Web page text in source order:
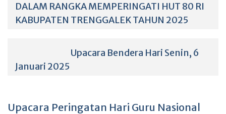
DALAM RANGKA MEMPERINGATI HUT 80 RI
KABUPATEN TRENGGALEK TAHUN 2025
Upacara Bendera Hari Senin, 6
Januari 2025
Upacara Peringatan Hari Guru Nasional